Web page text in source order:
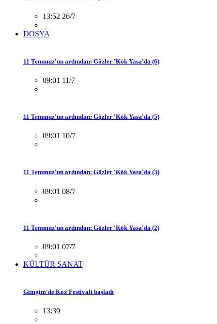
13:52 26/7
DOSYA
11 Temmuz'un ardından: Gözler 'Kök Yasa'da (6)
09:01 11/7
11 Temmuz'un ardından: Gözler 'Kök Yasa'da (5)
09:01 10/7
11 Temmuz'un ardından: Gözler 'Kök Yasa'da (3)
09:01 08/7
11 Temmuz'un ardından: Gözler 'Kök Yasa'da (2)
09:01 07/7
KÜLTÜR SANAT
Gimgim'de Kox Festivali başladı
13:39